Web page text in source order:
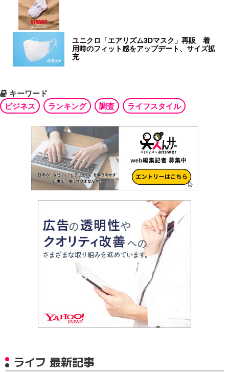
ユニクロ「エアリズム3Dマスク」再販 着
用時のフィット感をアップデート、サイズ拡
充
キーワード
ビジネス
ランキング 調査 ライフスタイル
ライフ 最新記事